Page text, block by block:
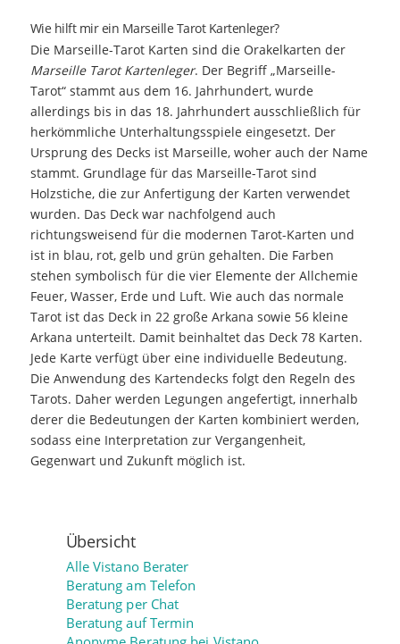
Wie hilft mir ein Marseille Tarot Kartenleger?
Die Marseille-Tarot Karten sind die Orakelkarten der
Marseille Tarot Kartenleger. Der Begriff „Marseille-
Tarot“ stammt aus dem 16. Jahrhundert, wurde
allerdings bis in das 18. Jahrhundert ausschließlich für
herkömmliche Unterhaltungsspiele eingesetzt. Der
Ursprung des Decks ist Marseille, woher auch der Name
stammt. Grundlage für das Marseille-Tarot sind
Holzstiche, die zur Anfertigung der Karten verwendet
wurden. Das Deck war nachfolgend auch
richtungsweisend für die modernen Tarot-Karten und
ist in blau, rot, gelb und grün gehalten. Die Farben
stehen symbolisch für die vier Elemente der Allchemie
Feuer, Wasser, Erde und Luft. Wie auch das normale
Tarot ist das Deck in 22 große Arkana sowie 56 kleine
Arkana unterteilt. Damit beinhaltet das Deck 78 Karten.
Jede Karte verfügt über eine individuelle Bedeutung.
Die Anwendung des Kartendecks folgt den Regeln des
Tarots. Daher werden Legungen angefertigt, innerhalb
derer die Bedeutungen der Karten kombiniert werden,
sodass eine Interpretation zur Vergangenheit,
Gegenwart und Zukunft möglich ist.
Übersicht
Alle Vistano Berater
Beratung am Telefon
Beratung per Chat
Beratung auf Termin